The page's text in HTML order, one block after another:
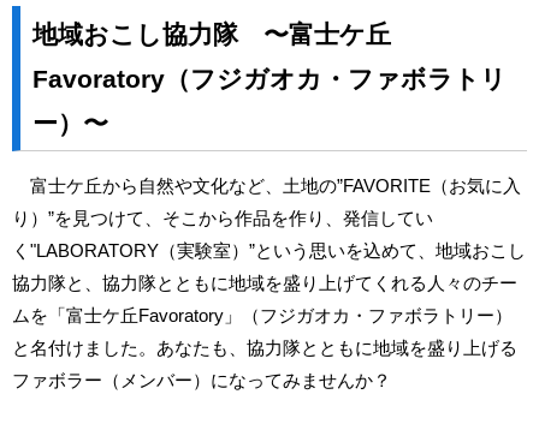
地域おこし協力隊 〜富士ケ丘
Favoratory（フジガオカ・ファボラトリ
ー）〜
富士ケ丘から自然や文化など、土地の”FAVORITE（お気に入
り）”を見つけて、そこから作品を作り、発信してい
く"LABORATORY（実験室）”という思いを込めて、地域おこし
協力隊と、協力隊とともに地域を盛り上げてくれる人々のチー
ムを「富士ケ丘Favoratory」（フジガオカ・ファボラトリー）
と名付けました。あなたも、協力隊とともに地域を盛り上げる
ファボラー（メンバー）になってみませんか？